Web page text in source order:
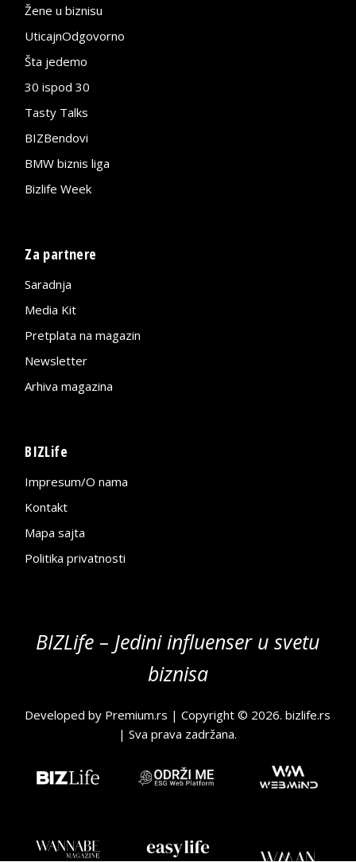
Žene u biznisu
UticajnOdgovorno
Šta jedemo
30 ispod 30
Tasty Talks
BIZBendovi
BMW biznis liga
Bizlife Week
Za partnere
Saradnja
Media Kit
Pretplata na magazin
Newsletter
Arhiva magazina
BIZLife
Impresum/O nama
Kontakt
Mapa sajta
Politika privatnosti
BIZLife – Jedini influenser u svetu
biznisa
Developed by Premium.rs | Copyright © 2026.bizlife.rs
| Sva prava zadržana.